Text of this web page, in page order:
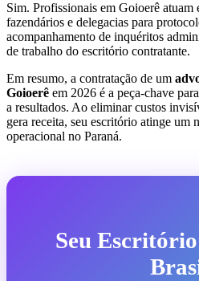
Sim. Profissionais em Goioerê atuam
fazendários e delegacias para
acompanhamento de inquéritos
de trabalho do escritório contratante.
Em resumo, a contratação de um
Goioerê em 2026 é a peça-chave
a resultados. Ao eliminar custos
gera receita, seu escritório atinge um
operacional no Paraná.
Seu